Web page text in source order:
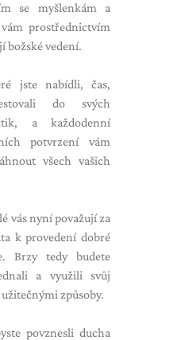
se myšlenkám a
prostřednictvím
božské vedení.
jste nabídli, čas,
do svých
a každodenní
potvrzení vám
všech vašich
vás nyní považují za
k provedení dobré
Brzy tedy budete
a využili svůj
způsoby.
povznesli ducha